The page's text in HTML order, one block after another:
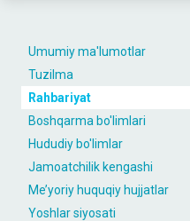
Umumiy ma'lumotlar
Tuzilma
Rahbariyat
Boshqarma bo'limlari
Hududiy bo'limlar
Jamoatchilik kengashi
Me’yoriy huquqiy hujjatlar
Yoshlar siyosati